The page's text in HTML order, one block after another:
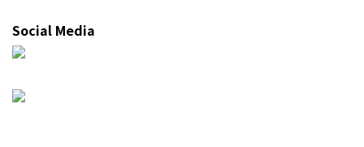
Social Media